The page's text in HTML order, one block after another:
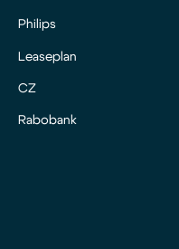
Philips
Leaseplan
CZ
Rabobank